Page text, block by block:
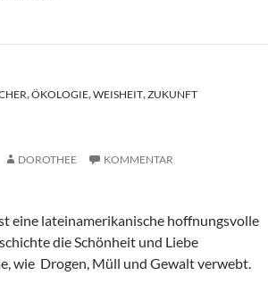
,ÖKOLOGIE,WEISHEIT,ZUKUNFT
DOROTHEE
KOMMENTAR
eine lateinamerikanische hoffnungsvolle
die Schönheit und Liebe
wie Drogen, Müll und Gewalt verwebt.